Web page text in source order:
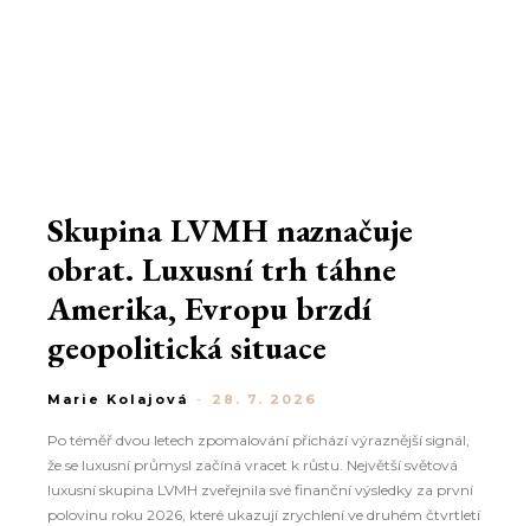
Skupina LVMH naznačuje
obrat. Luxusní trh táhne
Amerika, Evropu brzdí
geopolitická situace
Marie Kolajová - 28. 7. 2026
Po téměř dvou letech zpomalování přichází výraznější signál,
že se luxusní průmysl začíná vracet k růstu. Největší světová
luxusní skupina LVMH zveřejnila své finanční výsledky za první
polovinu roku 2026, které ukazují zrychlení ve druhém čtvrtletí